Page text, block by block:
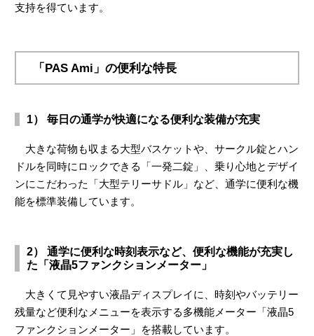
支持を得ています。
「PAS Ami」の便利な特長
1） 毎日の通学が快適になる便利な装備が充実
大きな荷物も収まる大型バスケットや、サークル錠とハン
ドルを同時にロックできる「一発二錠」、乗り心地とデザイ
ンにこだわった「大型テリーサドル」など、通学に便利な機
能を標準装備しています。
2） 通学に便利な時刻表示など、便利な機能が充実し
た「液晶5ファンクションメーター」
大きくて見やすい液晶ディスプレイに、時刻やバッテリー
残量など便利なメニューを表示する多機能メーター「液晶5
ファンクションメーター」を搭載しています。